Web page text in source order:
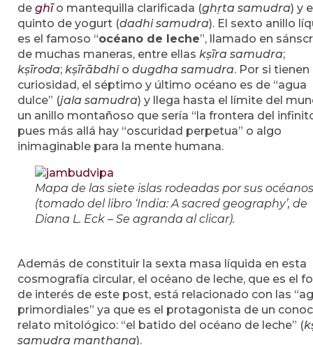
de ghīo mantequilla clarificada (ghṛta samudra) y
quinto de yogurt (dadhi samudra). El sexto anillo
es el famoso “océano de leche”, llamado en
de muchas maneras, entre ellas kṣīra samudra;
kṣīroda; kṣīrābdhi o dugdha samudra. Por si tienen
curiosidad, el séptimo y último océano es de “agua
dulce” (jala samudra) y llega hasta el límite del
un anillo montañoso que sería “la frontera del
pues más allá hay “oscuridad perpetua” o algo
inimaginable para la mente humana.
Mapa de las siete islas rodeadas por sus
(tomado del libro ‘India: A sacred geography’, de
Diana L. Eck – Se agranda al clicar).
Además de constituir la sexta masa líquida en esta
cosmografía circular, el océano de leche, que es el
de interés de este post, está relacionado con las
primordiales” ya que es el protagonista de un
relato mitológico: “el batido del océano de leche” (
samudra manthana).